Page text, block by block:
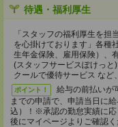
待遇・福利厚生
「スタッフの福利厚生を
を心掛けております」各種
生年金保険、雇用保険）、
(スタッフサービスぽけっ
クールで優待サービス など
ポイント！
給与の前払いが
までの申請で、申請当日に
込）！※承認の勤怠実績に
後にマイページよりご確認